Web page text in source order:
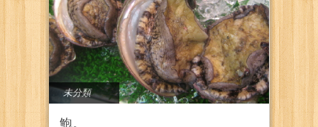
未分類
鮑。